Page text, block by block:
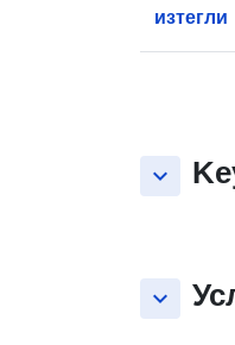
изтегли
keyboard_arrow_down
keyboard_arrow_down